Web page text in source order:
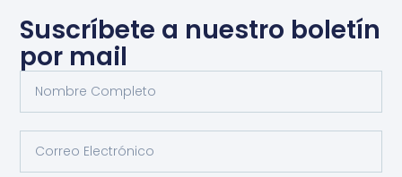
Suscríbete a nuestro boletín
por mail